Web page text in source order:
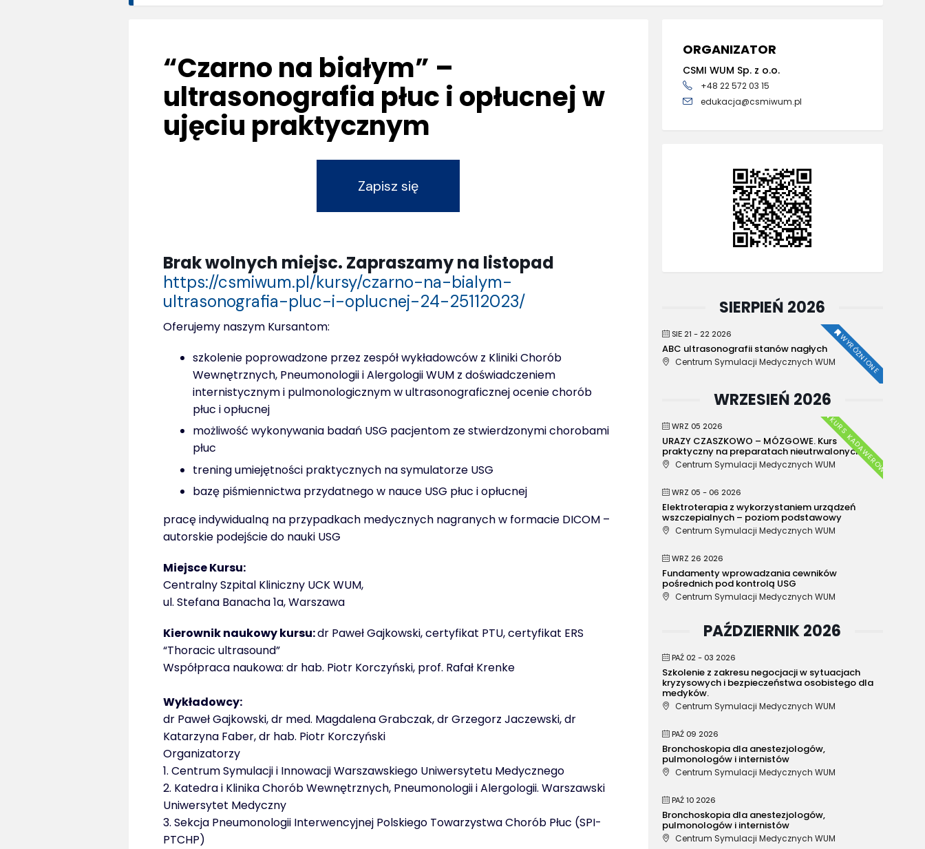
“Czarno na białym” –
ultrasonografia płuc i opłucnej w
ujęciu praktycznym
Zapisz się
Brak wolnych miejsc. Zapraszamy na listopad
https://csmiwum.pl/kursy/czarno-na-bialym-
ultrasonografia-pluc-i-oplucnej-24-25112023/
Oferujemy naszym Kursantom:
szkolenie poprowadzone przez zespół wykładowców z Kliniki Chorób
Wewnętrznych, Pneumonologii i Alergologii WUM z doświadczeniem
internistycznym i pulmonologicznym w ultrasonograficznej ocenie chorób
płuc i opłucnej
możliwość wykonywania badań USG pacjentom ze stwierdzonymi chorobami
płuc
trening umiejętności praktycznych na symulatorze USG
bazę piśmiennictwa przydatnego w nauce USG płuc i opłucnej
pracę indywidualną na przypadkach medycznych nagranych w formacie DICOM –
autorskie podejście do nauki USG
Miejsce Kursu:
Centralny Szpital Kliniczny UCK WUM,
ul. Stefana Banacha 1a, Warszawa
Kierownik naukowy kursu:dr Paweł Gajkowski, certyfikat PTU, certyfikat ERS
“Thoracic ultrasound”
Współpraca naukowa: dr hab. Piotr Korczyński, prof. Rafał Krenke
Wykładowcy:
dr Paweł Gajkowski, dr med. Magdalena Grabczak, dr Grzegorz Jaczewski, dr
Katarzyna Faber, dr hab. Piotr Korczyński
Organizatorzy
1. Centrum Symulacji i Innowacji Warszawskiego Uniwersytetu Medycznego
2. Katedra i Klinika Chorób Wewnętrznych, Pneumonologii i Alergologii. Warszawski
Uniwersytet Medyczny
3. Sekcja Pneumonologii Interwencyjnej Polskiego Towarzystwa Chorób Płuc (SPI-
PTCHP)
ORGANIZATOR
CSMI WUM Sp. z o.o.
+48 22 572 03 15
edukacja@csmiwum.pl
SIERPIEŃ 2026
SIE 21 - 22 2026 WYRÓŻNIONE
ABC ultrasonografii stanów nagłych
Centrum Symulacji Medycznych WUM
WRZESIEŃ 2026
WRZ 05 2026 KURS KADAWEROWY
URAZY CZASZKOWO – MÓZGOWE. Kurs
praktyczny na preparatach nieutrwalonych.
Centrum Symulacji Medycznych WUM
WRZ 05 - 06 2026
Elektroterapia z wykorzystaniem urządzeń
wszczepialnych – poziom podstawowy
Centrum Symulacji Medycznych WUM
WRZ 26 2026
Fundamenty wprowadzania cewników
pośrednich pod kontrolą USG
Centrum Symulacji Medycznych WUM
PAŹDZIERNIK 2026
PAŹ 02 - 03 2026
Szkolenie z zakresu negocjacji w sytuacjach
kryzysowych i bezpieczeństwa osobistego dla
medyków.
Centrum Symulacji Medycznych WUM
PAŹ 09 2026
Bronchoskopia dla anestezjologów,
pulmonologów i internistów
Centrum Symulacji Medycznych WUM
PAŹ 10 2026
Bronchoskopia dla anestezjologów,
pulmonologów i internistów
Centrum Symulacji Medycznych WUM